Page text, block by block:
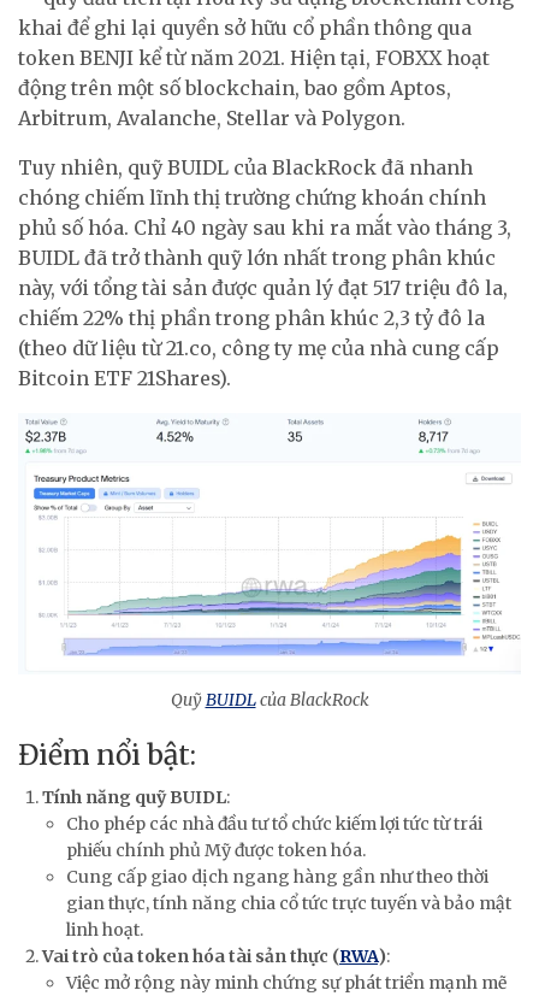
khai để ghi lại quyền sở hữu cổ phần thông qua
token BENJI kể từ năm 2021. Hiện tại, FOBXX hoạt
động trên một số blockchain, bao gồm Aptos,
Arbitrum, Avalanche, Stellar và Polygon.
Tuy nhiên, quỹ BUIDL của BlackRock đã nhanh
chóng chiếm lĩnh thị trường chứng khoán chính
phủ số hóa. Chỉ 40 ngày sau khi ra mắt vào tháng 3,
BUIDL đã trở thành quỹ lớn nhất trong phân khúc
này, với tổng tài sản được quản lý đạt 517 triệu đô la,
chiếm 22% thị phần trong phân khúc 2,3 tỷ đô la
(theo dữ liệu từ 21.co, công ty mẹ của nhà cung cấp
Bitcoin ETF 21Shares).
QuỹBUIDLcủa BlackRock
Điểm nổi bật:
Tính năng quỹ BUIDL:
Cho phép các nhà đầu tư tổ chức kiếm lợi tức từ trái
phiếu chính phủ Mỹ được token hóa.
Cung cấp giao dịch ngang hàng gần như theo thời
gian thực, tính năng chia cổ tức trực tuyến và bảo mật
linh hoạt.
Vai trò của token hóa tài sản thực (RWA):
Việc mở rộng này minh chứng sự phát triển mạnh mẽ